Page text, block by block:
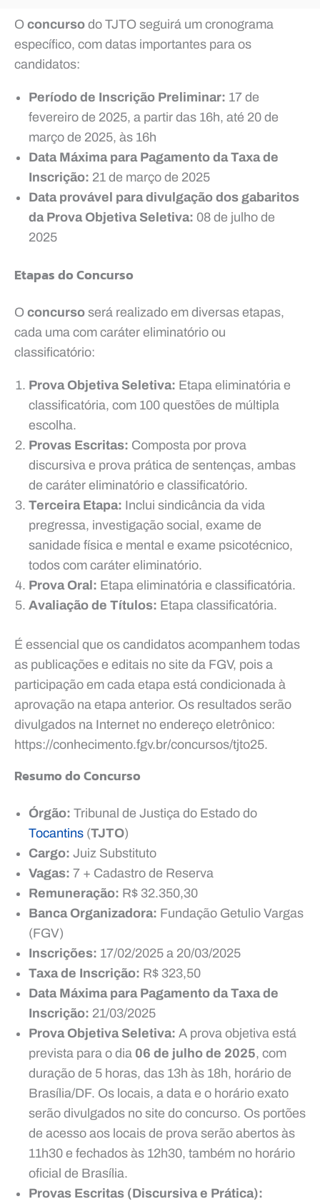
O concurso do TJTO seguirá um cronograma
específico, com datas importantes para os
candidatos:
Período de Inscrição Preliminar: 17 de
fevereiro de 2025, a partir das 16h, até 20 de
março de 2025, às 16h
Data Máxima para Pagamento da Taxa de
Inscrição: 21 de março de 2025
Data provável para divulgação dos gabaritos
da Prova Objetiva Seletiva: 08 de julho de
2025
Etapas do Concurso
O concurso será realizado em diversas etapas,
cada uma com caráter eliminatório ou
classificatório:
Prova Objetiva Seletiva: Etapa eliminatória e
classificatória, com 100 questões de múltipla
escolha.
Provas Escritas: Composta por prova
discursiva e prova prática de sentenças, ambas
de caráter eliminatório e classificatório.
Terceira Etapa: Inclui sindicância da vida
pregressa, investigação social, exame de
sanidade física e mental e exame psicotécnico,
todos com caráter eliminatório.
Prova Oral: Etapa eliminatória e classificatória.
Avaliação de Títulos: Etapa classificatória.
É essencial que os candidatos acompanhem todas
as publicações e editais no site da FGV, pois a
participação em cada etapa está condicionada à
aprovação na etapa anterior. Os resultados serão
divulgados na Internet no endereço eletrônico:
https://conhecimento.fgv.br/concursos/tjto25.
Resumo do Concurso
Órgão: Tribunal de Justiça do Estado do
Tocantins (TJTO)
Cargo: Juiz Substituto
Vagas: 7 + Cadastro de Reserva
Remuneração: R$ 32.350,30
Banca Organizadora: Fundação Getulio Vargas
(FGV)
Inscrições: 17/02/2025 a 20/03/2025
Taxa de Inscrição: R$ 323,50
Data Máxima para Pagamento da Taxa de
Inscrição: 21/03/2025
Prova Objetiva Seletiva: A prova objetiva está
prevista para o dia 06 de julho de 2025, com
duração de 5 horas, das 13h às 18h, horário de
Brasília/DF. Os locais, a data e o horário exato
serão divulgados no site do concurso. Os portões
de acesso aos locais de prova serão abertos às
11h30 e fechados às 12h30, também no horário
oficial de Brasília.
Provas Escritas (Discursiva e Prática):